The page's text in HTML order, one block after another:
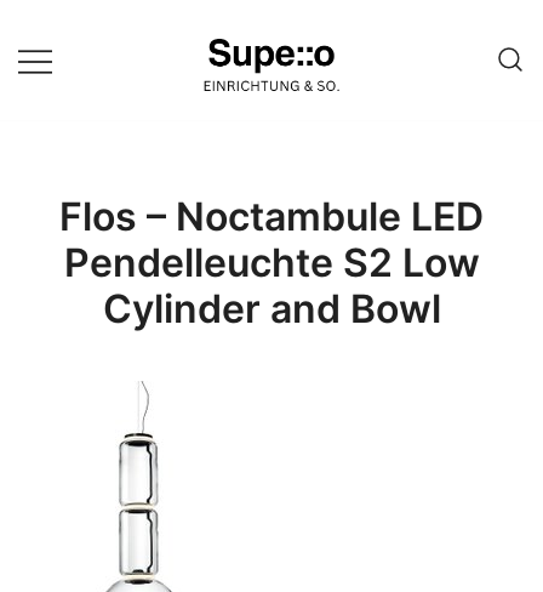
zum
Inhalt
einer Website
Flos – Noctambule LED
Pendelleuchte S2 Low
Cylinder and Bowl